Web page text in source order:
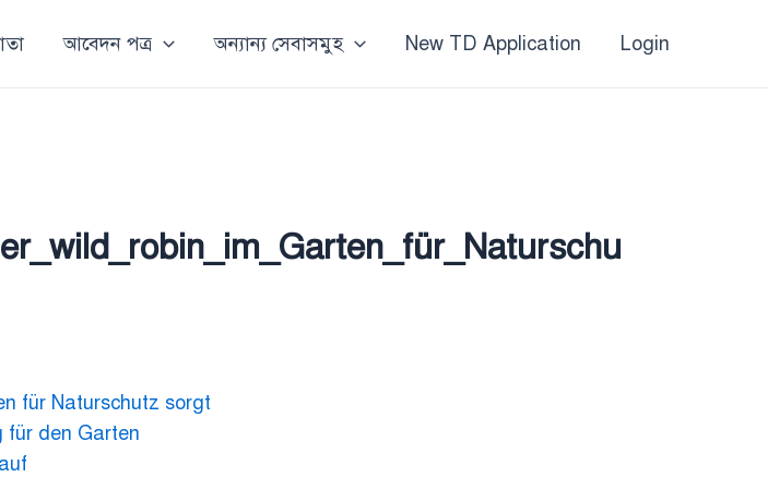
আবেদন পত্র অন্যান্য সেবাসমুহ New TD Application Login
für Naturschutz sorgt
für den Garten